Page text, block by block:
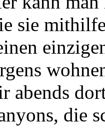
sie
abends
die